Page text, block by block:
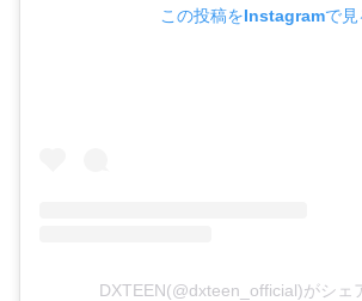
この投稿をInstagramで見
DXTEEN(@dxteen_official)がシェ